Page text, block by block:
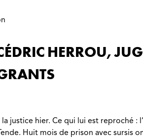
HERROU,
justice hier. Ce qui lui est reproché :
Huit mois de prison avec sursis